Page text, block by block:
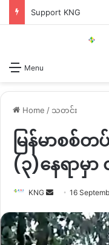
Support KNG
Menu
Home / သတင်း
မြန်မာစစ်
(၃)နေရာမှာ
KNG
Send
email
16